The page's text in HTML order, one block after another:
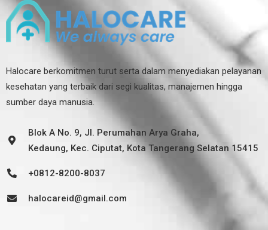
Halocare berkomitmen turut serta dalam menyediakan pelayanan
kesehatan yang terbaik dari segi kualitas, manajemen hingga
sumber daya manusia.
Blok A No. 9, Jl. Perumahan Arya Graha,
Kedaung, Kec. Ciputat, Kota Tangerang Selatan 15415
+0812-8200-8037
halocareid@gmail.com